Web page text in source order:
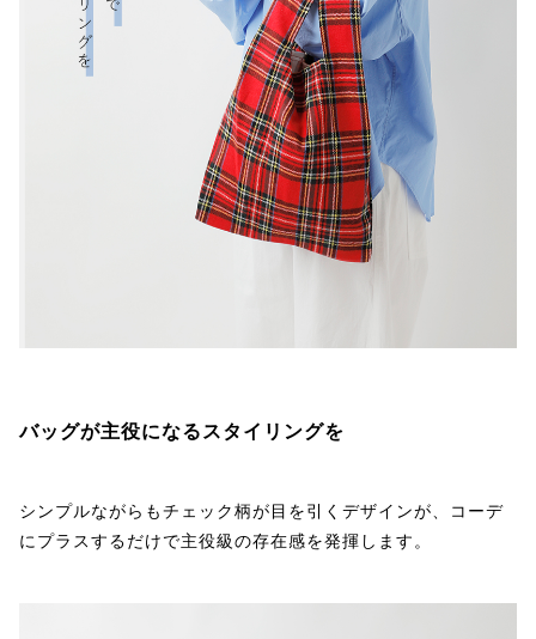
バッグが主役になるスタイリングを
シンプルながらもチェック柄が目を引くデザインが、コーデ
にプラスするだけで主役級の存在感を発揮します。